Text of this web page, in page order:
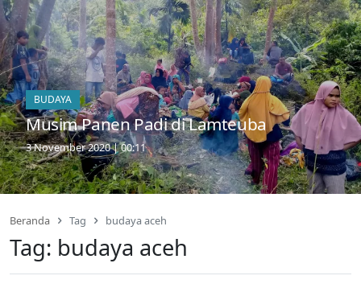
BUDAYA
Musim Panen Padi di Lamteuba
3 November 2020 | 00:11
Beranda Tag budaya aceh
Tag: budaya aceh